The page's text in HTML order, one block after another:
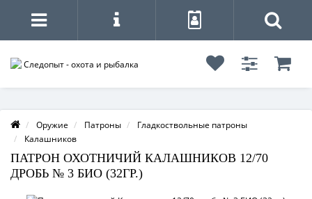
Оружие Патроны
Гладкоствольные патроны
Калашников
ПАТРОН ОХОТНИЧИЙ КАЛАШНИКОВ 12/70
ДРОБЬ № 3 БИО (32ГР.)